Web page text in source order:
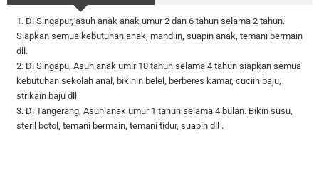
1. Di Singapur, asuh anak anak umur 2 dan 6 tahun selama 2 tahun.
Siapkan semua kebutuhan anak, mandiin, suapin anak, temani bermain
dll.
2. Di Singapu, Asuh anak umir 10 tahun selama 4 tahun siapkan semua
kebutuhan sekolah anal, bikinin belel, berberes kamar, cuciin baju,
strikain baju dll
3. Di Tangerang, Asuh anak umur 1 tahun selama 4 bulan. Bikin susu,
steril botol, temani bermain, temani tidur, suapin dll .